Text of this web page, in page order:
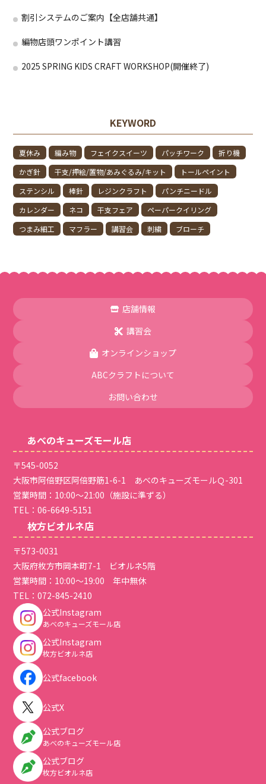
割引システムのご案内【全店舗共通】
編物店頭ワンポイント講習
2025 SPRING KIDS CRAFT WORKSHOP(開催終了)
KEYWORD
夏休み 編み物 フェイクスイーツ パッチワーク
折り機
かぎ針
干支/押絵/置物/あみぐるみ/キット
トールペイント
ステンシル
棒針 レジンクラフト
パンチニードル
カレンダー
ネコ 干支フェア
ペーパークイリング
つまみ細工
マフラー 講習会 刺繍 ブローチ
店舗情報
講習会
オンラインショップ
ABCクラフトについて
お問い合わせ
あべのキューズモール店
〒545-0052
大阪市阿倍野区阿倍野筋1-6-1 あべのキューズモールＱ-301
営業時間：10:00～21:00（施設に準ずる）
TEL：06-6649-5151
枚方ビオルネ店
〒573-0031
大阪府枚方市岡本町7-1 ビオルネ5階
営業時間：10:00～19:00 年中無休
TEL：072-845-2410
公式Instagram
あべのキューズモール店
公式Instagram
枚方ビオルネ店
公式facebook
公式X
公式ブログ
あべのキューズモール店
公式ブログ
枚方ビオルネ店